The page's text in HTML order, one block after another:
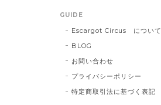
GUIDE
Escargot Circus について
BLOG
お問い合わせ
プライバシーポリシー
特定商取引法に基づく表記